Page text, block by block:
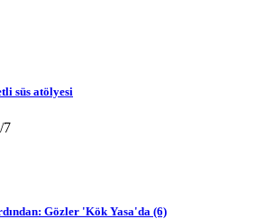
süs atölyesi
7
Gözler 'Kök Yasa'da (6)